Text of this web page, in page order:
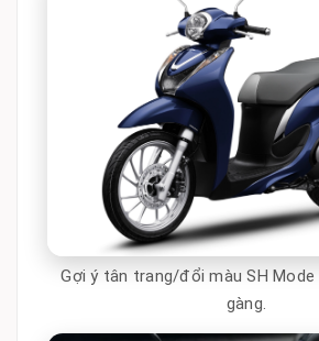
Gợi ý tân trang/đổi màu SH
gàng.